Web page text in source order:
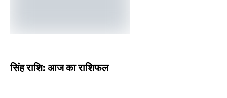
सिंह राशि: आज का राशिफल